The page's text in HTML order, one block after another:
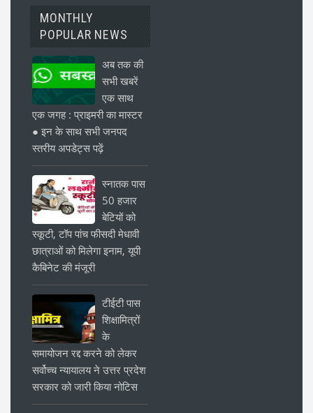
MONTHLY
POPULAR NEWS
अब तक की
सभी खबरें
एक साथ
एक जगह : प्राइमरी का मास्टर
● इन के साथ सभी जनपद
स्तरीय अपडेट्स पढ़ें
स्नातक पास
50 हजार
बेटियों को
स्कूटी, टॉप पांच फीसदी मेधावी
छात्राओं को मिलेगा इनाम, यूपी
कैबिनेट की मंजूरी
टीईटी पास
शिक्षामित्रों
के
समायोजन रद्द करने को लेकर
सर्वोच्च न्यायालय ने उत्तर प्रदेश
सरकार को जारी किया नोटिस